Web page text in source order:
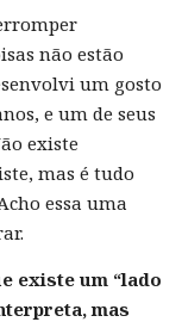
não estão
um gosto
e um de seus
existe
mas é tudo
essa uma
existe um “lado
mas